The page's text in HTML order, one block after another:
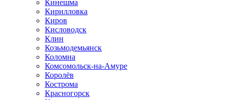
Кинешма
Кирилловка
Киров
Кисловодск
Клин
Козьмодемьянск
Коломна
Комсомольск-на-Амуре
Королёв
Кострома
Красногорск